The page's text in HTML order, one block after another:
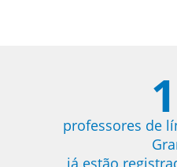
professores de
já estão